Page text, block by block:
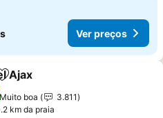
Ver preços
Adicionar aos favoritos
Ajax
Muito boa
3.811
km da praia